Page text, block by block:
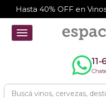
Hasta 40% OFF en
Toggle
navigation